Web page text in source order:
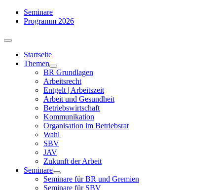
Zum
Inhalt
Seminare
Programm 2026
Toggle
NavigationStartseite
Themen
BR Grundlagen
Arbeits­recht
Entgelt | Arbeitszeit
Arbeit und Gesundheit
Betriebswirtschaft
Kommuni­kation
Organisation im Betriebsrat
Wahl
SBV
JAV
Zukunft der Arbeit
Seminare
Seminare für BR und Gremien
Seminare für SBV